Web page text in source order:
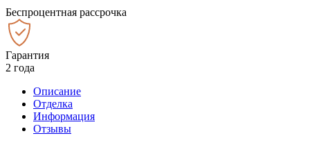
Беспроцентная рассрочка
Гарантия
2 года
Описание
Отделка
Информация
Отзывы